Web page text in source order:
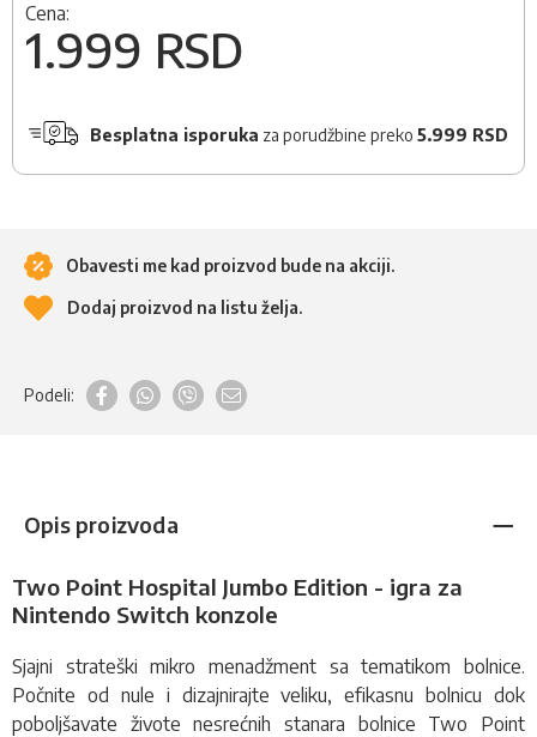
Cena:
1.999 RSD
Besplatna isporuka za porudžbine preko 5.999 RSD
Obavesti me kad proizvod bude na akciji.
Dodaj proizvod na listu želja.
Podeli:
Opis proizvoda
Two Point Hospital Jumbo Edition - igra za
Nintendo Switch konzole
Sjajni strateški mikro menadžment sa tematikom bolnice.
Počnite od nule i dizajnirajte veliku, efikasnu bolnicu dok
poboljšavate živote nesrećnih stanara bolnice Two Point